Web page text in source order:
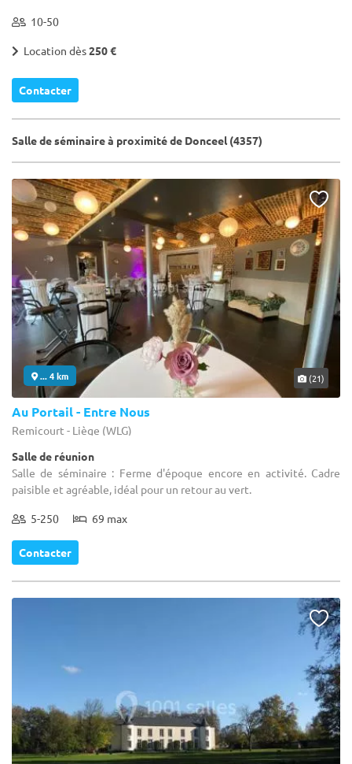
10-50
Location dès250 €
Contacter
Salle de séminaire à proximité de Donceel (4357)
... 4 km (21)
Au Portail - Entre Nous
Remicourt - Liège (WLG)
Salle de réunion
Salle de séminaire : Ferme d'époque encore en activité. Cadre
paisible et agréable, idéal pour un retour au vert.
5-250 69 max
Contacter